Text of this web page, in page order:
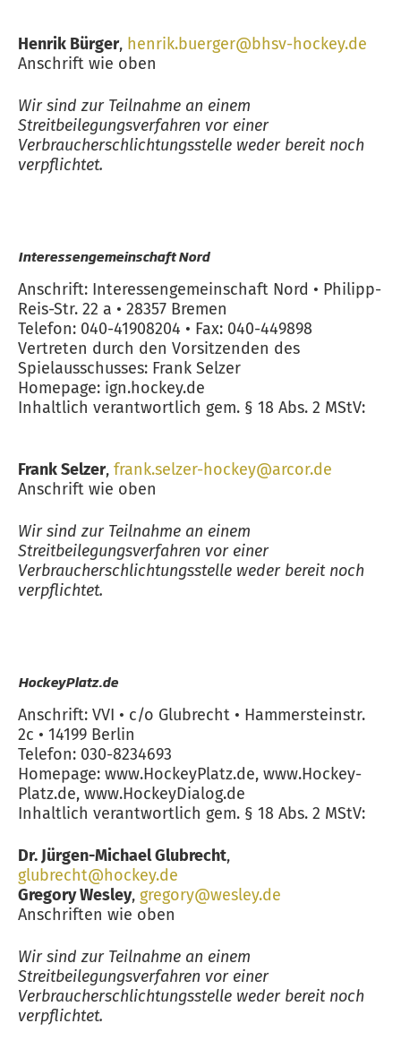
Henrik Bürger, henrik.buerger@bhsv-hockey.de
Anschrift wie oben
Wir sind zur Teilnahme an einem
Streitbeilegungsverfahren vor einer
Verbraucherschlichtungsstelle weder bereit noch
verpflichtet.
Interessengemeinschaft Nord
Anschrift: Interessengemeinschaft Nord • Philipp-
Reis-Str. 22 a • 28357 Bremen
Telefon: 040-41908204 • Fax: 040-449898
Vertreten durch den Vorsitzenden des
Spielausschusses: Frank Selzer
Homepage: ign.hockey.de
Inhaltlich verantwortlich gem. § 18 Abs. 2 MStV:
Frank Selzer, frank.selzer-hockey@arcor.de
Anschrift wie oben
Wir sind zur Teilnahme an einem
Streitbeilegungsverfahren vor einer
Verbraucherschlichtungsstelle weder bereit noch
verpflichtet.
HockeyPlatz.de
Anschrift: VVI • c/o Glubrecht • Hammersteinstr.
2c • 14199 Berlin
Telefon: 030-8234693
Homepage: www.HockeyPlatz.de, www.Hockey-
Platz.de, www.HockeyDialog.de
Inhaltlich verantwortlich gem. § 18 Abs. 2 MStV:
Dr. Jürgen-Michael Glubrecht,
glubrecht@hockey.de
Gregory Wesley, gregory@wesley.de
Anschriften wie oben
Wir sind zur Teilnahme an einem
Streitbeilegungsverfahren vor einer
Verbraucherschlichtungsstelle weder bereit noch
verpflichtet.